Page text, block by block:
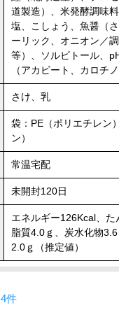
道製造）、米発酵調味
塩、こしょう、魚醤（
ーリック、オニオン／
等）、ソルビトール、
（アカビート、カロチ
さけ、乳
袋：PE（ポリエチレン
ン）
常温宅配
未開封120日
エネルギー126Kcal、た
脂質4.0ｇ、炭水化物
2.0ｇ（推定値）
4件